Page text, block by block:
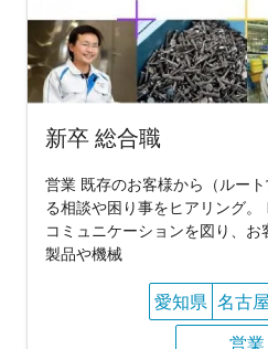
新卒 総合職
営業 既存のお客様から（ルー
る相談や困り事をヒアリング
コミュニケーションを図り、
製品や機械
愛知県 名古
営業